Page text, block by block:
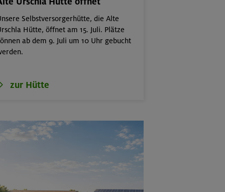
Selbstversorgerhütte, die Alte
Hütte, öffnet am 15. Juli. Plätze
ab dem 9. Juli um 10 Uhr gebucht
zur Hütte